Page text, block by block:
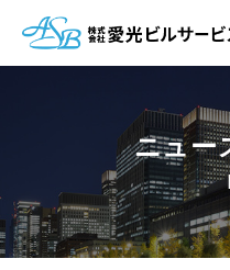
ニュー